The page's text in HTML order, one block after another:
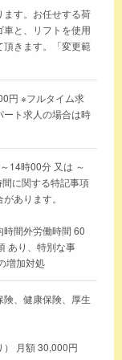
ます。お任せする荷
と、リフトを使用
頂きます。「変更範
円 ※フルタイム求
ート求人の場合は時
14時00分 又は ～
に関する特記事項
あります。
間外労働時間 60
あり、特別な事
増加対処
、健康保険、厚生
） 月額 30,000円